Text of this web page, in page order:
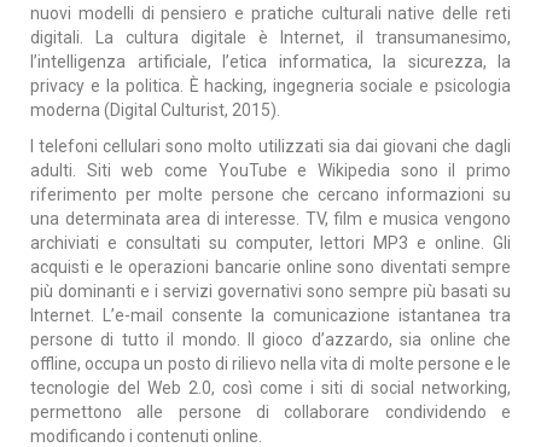
nuovi modelli di pensiero e pratiche culturali native delle reti
digitali. La cultura digitale è Internet, il transumanesimo,
l’intelligenza artificiale, l’etica informatica, la sicurezza, la
privacy e la politica. È hacking, ingegneria sociale e psicologia
moderna (Digital Culturist, 2015).
I telefoni cellulari sono molto utilizzati sia dai giovani che dagli
adulti. Siti web come YouTube e Wikipedia sono il primo
riferimento per molte persone che cercano informazioni su
una determinata area di interesse. TV, film e musica vengono
archiviati e consultati su computer, lettori MP3 e online. Gli
acquisti e le operazioni bancarie online sono diventati sempre
più dominanti e i servizi governativi sono sempre più basati su
Internet. L’e-mail consente la comunicazione istantanea tra
persone di tutto il mondo. Il gioco d’azzardo, sia online che
offline, occupa un posto di rilievo nella vita di molte persone e le
tecnologie del Web 2.0, così come i siti di social networking,
permettono alle persone di collaborare condividendo e
modificando i contenuti online.